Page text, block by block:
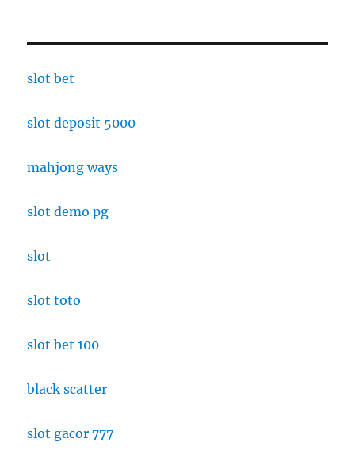
slot bet
slot deposit 5000
mahjong ways
slot demo pg
slot
slot toto
slot bet 100
black scatter
slot gacor 777